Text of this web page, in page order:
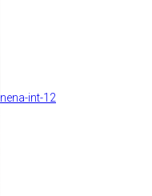
nena-int-12